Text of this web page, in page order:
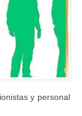
y personal